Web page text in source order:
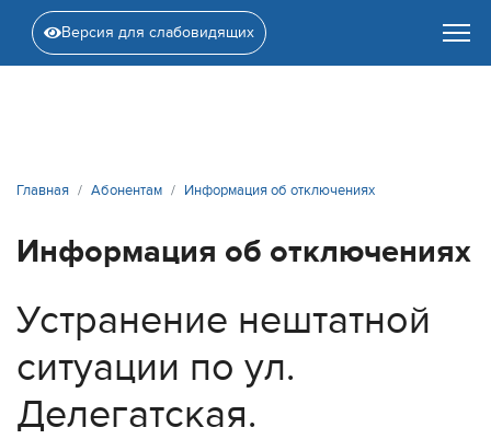
Версия для слабовидящих
Главная Абонентам Информация об отключениях
Информация об отключениях
Устранение нештатной
ситуации по ул.
Делегатская.